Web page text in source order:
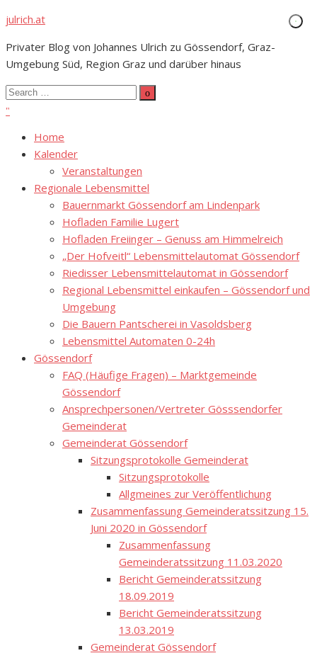
Skip
content
julrich.at
Privater Blog von Johannes Ulrich zu Gössendorf, Graz-
Umgebung Süd, Region Graz und darüber hinaus
Search
for:
Search
Home
Kalender
Veranstaltungen
Regionale Lebensmittel
Bauernmarkt Gössendorf am Lindenpark
Hofladen Familie Lugert
Hofladen Freiinger – Genuss am Himmelreich
„Der Hofveitl“ Lebensmittelautomat Gössendorf
Riedisser Lebensmittelautomat in Gössendorf
Regional Lebensmittel einkaufen – Gössendorf und
Umgebung
Die Bauern Pantscherei in Vasoldsberg
Lebensmittel Automaten 0-24h
Gössendorf
FAQ (Häufige Fragen) – Marktgemeinde
Gössendorf
Ansprechpersonen/Vertreter Gösssendorfer
Gemeinderat
Gemeinderat Gössendorf
Sitzungsprotokolle Gemeinderat
Sitzungsprotokolle
Allgmeines zur Veröffentlichung
Zusammenfassung Gemeinderatssitzung 15.
Juni 2020 in Gössendorf
Zusammenfassung
Gemeinderatssitzung 11.03.2020
Bericht Gemeinderatssitzung
18.09.2019
Bericht Gemeinderatssitzung
13.03.2019
Gemeinderat Gössendorf